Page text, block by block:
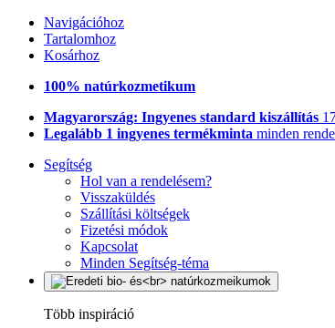
Navigációhoz
Tartalomhoz
Kosárhoz
100% natúrkozmetikum
Magyarország: Ingyenes standard kiszállítás
Legalább 1 ingyenes termékminta minden
Segítség
Hol van a rendelésem?
Visszaküldés
Szállítási költségek
Fizetési módok
Kapcsolat
Minden Segítség-téma
Több inspiráció